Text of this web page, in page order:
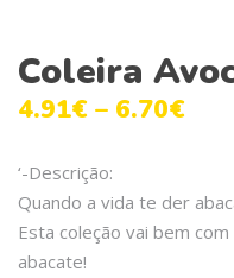
Coleira
4.91€ – 6.70€
‘-Descrição:
Quando a vida te der
Esta coleção vai bem
abacate!